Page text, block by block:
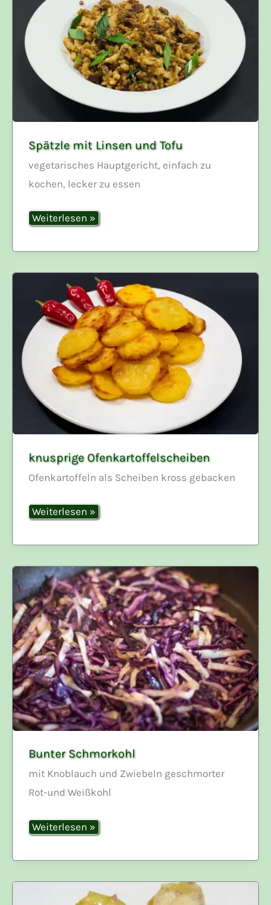
Spätzle mit Linsen und Tofu
vegetarisches Hauptgericht, einfach zu
kochen, lecker zu essen
Spätzle
mit
Tofu
Weiterlesen »
knusprige Ofenkartoffelscheiben
Ofenkartoffeln als Scheiben kross gebacken
knusprige
Ofenkartoffelscheiben
Weiterlesen »
Bunter Schmorkohl
mit Knoblauch und Zwiebeln geschmorter
Rot-und Weißkohl
Bunter
Schmorkohl
Weiterlesen »